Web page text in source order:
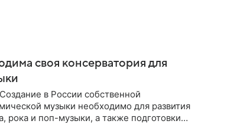
своя консерватория для
в России собственной
музыки необходимо для развития
рока и поп-музыки, а также подготовки